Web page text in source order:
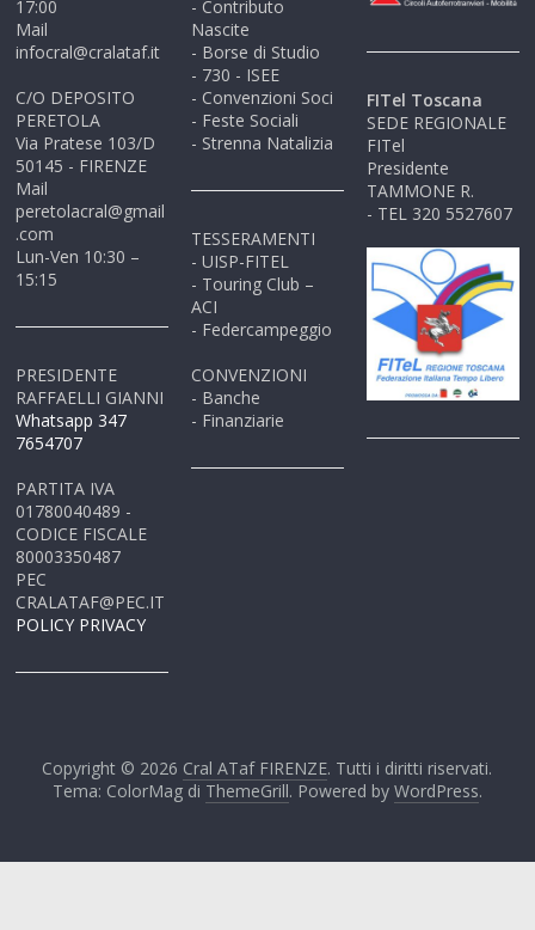
17:00
Mail
infocral@cralataf.it
C/O DEPOSITO
PERETOLA
Via Pratese 103/D
50145 - FIRENZE
Mail
peretolacral@gmail
.com
Lun-Ven 10:30 –
15:15
PRESIDENTE
RAFFAELLI GIANNI
Whatsapp 347
7654707
PARTITA IVA
01780040489 -
CODICE FISCALE
80003350487
PEC
CRALATAF@PEC.IT
POLICY PRIVACY
- Contributo
Nascite
- Borse di Studio
- 730 - ISEE
- Convenzioni Soci
- Feste Sociali
- Strenna Natalizia
TESSERAMENTI
- UISP-FITEL
- Touring Club –
ACI
- Federcampeggio
CONVENZIONI
- Banche
- Finanziarie
FITel Toscana
SEDE REGIONALE
FITel
Presidente
TAMMONE R.
- TEL 320 5527607
Copyright © 2026 Cral ATaf FIRENZE. Tutti i diritti riservati.
Tema: ColorMag di ThemeGrill. Powered by WordPress.